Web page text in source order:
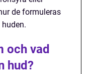
de formuleras
och vad
hud?